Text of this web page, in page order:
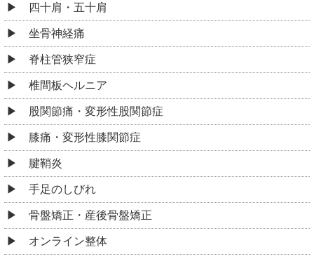
四十肩・五十肩
坐骨神経痛
脊柱管狭窄症
椎間板ヘルニア
股関節痛・変形性股関節症
膝痛・変形性膝関節症
腱鞘炎
手足のしびれ
骨盤矯正・産後骨盤矯正
オンライン整体